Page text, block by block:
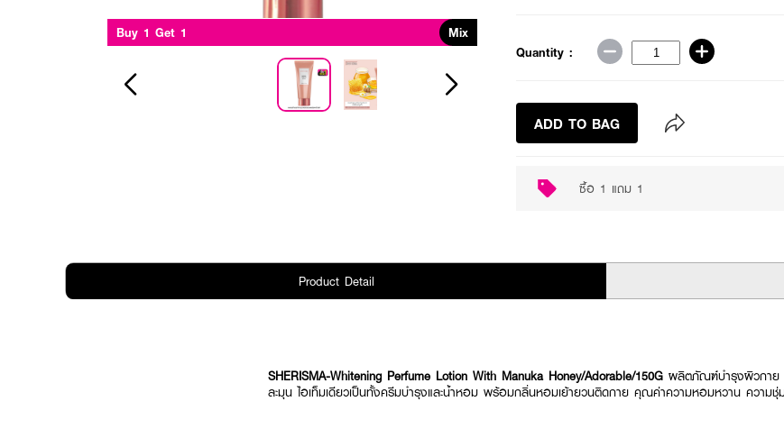
Buy 1 Get 1 Mix
Quantity :
ADD TO BAG
ซื้อ 1 แถม 1
Product Detail
SHERISMA-Whitening Perfume Lotion With Manuka Honey/Adorable/150G ผลิตภัณฑ์บำรุงผิวกาย
ละมุน ไอเท็มเดียวเป็นทั้งครีมบำรุงและน้ำหอม พร้อมกลิ่นหอมเย้ายวนติดกาย คุณค่าความหอมหวาน ความชุ่